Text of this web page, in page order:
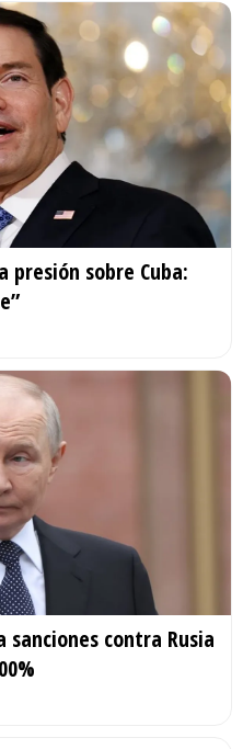
presión sobre Cuba:
sanciones contra Rusia